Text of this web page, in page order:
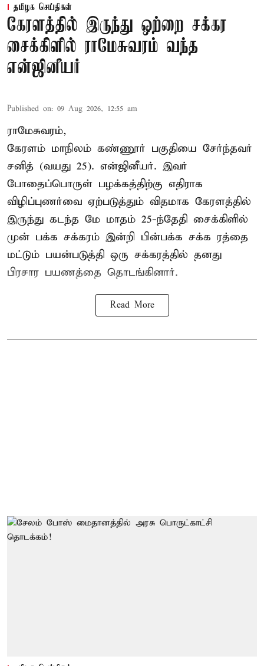
தமிழக செய்திகள்
கேரளத்தில் இருந்து ஒற்றை சக்கர
சைக்கிளில் ராமேசுவரம் வந்த
என்ஜினீயர்
Published on: 09 Aug 2026, 12:55 am
ராமேசுவரம்,
கேரளம் மாநிலம் கண்ணூர் பகுதியை சேர்ந்தவர்
சனித் (வயது 25). என்ஜினீயர். இவர்
போதைப்பொருள் பழக்கத்திற்கு எதிராக
விழிப்புணர்வை ஏற்படுத்தும் விதமாக கேரளத்தில்
இருந்து கடந்த மே மாதம் 25-ந்தேதி சைக்கிளில்
முன் பக்க சக்கரம் இன்றி பின்பக்க சக்க ரத்தை
மட்டும் பயன்படுத்தி ஒரு சக்கரத்தில் தனது
பிரசார பயணத்தை தொடங்கினார்.
Read More